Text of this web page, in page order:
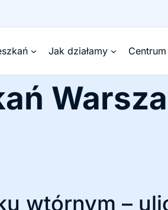
Jak działamy
wtórnym –